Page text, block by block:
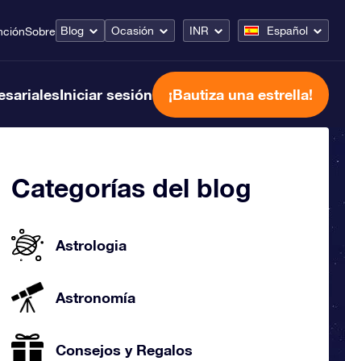
Sobre Blog Ocasión INR Español
Iniciar sesión ¡Bautiza una estrella!
Categorías del blog
Astrologia
Astronomía
Consejos y Regalos